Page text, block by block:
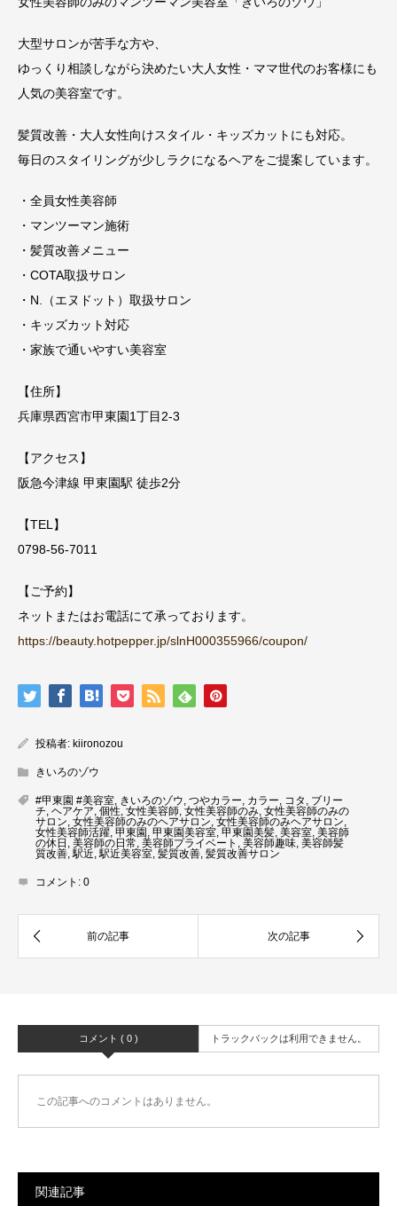
大型サロンが苦手な方や、
ゆっくり相談しながら決めたい大人女性・ママ世代のお客様にも
人気の美容室です。
髪質改善・大人女性向けスタイル・キッズカットにも対応。
毎日のスタイリングが少しラクになるヘアをご提案しています。
・全員女性美容師
・マンツーマン施術
・髪質改善メニュー
・COTA取扱サロン
・N.（エヌドット）取扱サロン
・キッズカット対応
・家族で通いやすい美容室
【住所】
兵庫県西宮市甲東園1丁目2-3
【アクセス】
阪急今津線 甲東園駅 徒歩2分
【TEL】
0798-56-7011
【ご予約】
ネットまたはお電話にて承っております。
https://beauty.hotpepper.jp/slnH000355966/coupon/
投稿者: kiironozou
きいろのゾウ
#甲東園 #美容室 きいろのゾウ つやカラー カラー コタ
ブリー
チ ヘアケア 個性 女性美容師 女性美容師のみ 女性美容師のみの
サロン 女性美容師のみのヘアサロン 女性美容師のみヘアサロン
女性美容師活躍 甲東園 甲東園美容室 甲東園美髪 美容室 美容師
の休日 美容師の日常 美容師プライベート 美容師趣味 美容師髪
質改善 駅近 駅近美容室 髪質改善 髪質改善サロン
コメント: 0
コメント ( 0 ) トラックバックは利用できません。
この記事へのコメントはありません。
関連記事